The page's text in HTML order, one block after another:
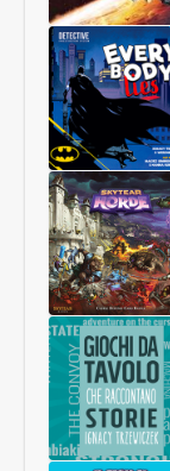
Starship
Interstellar
Batman:
Tutti
Mentono
Skytear
Horde